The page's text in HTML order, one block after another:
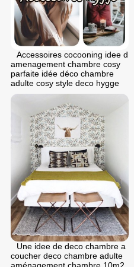
Accessoires cocooning idee d
amenagement chambre cosy
parfaite idée déco chambre
adulte cosy style deco hygge
Une idee de deco chambre a
coucher deco chambre adulte